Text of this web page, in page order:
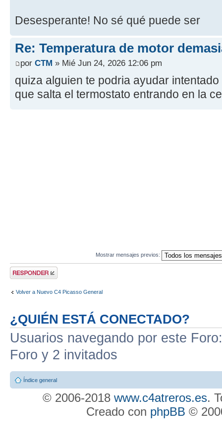
Desesperante! No sé qué puede ser
Re: Temperatura de motor
por CTM » Mié Jun 24, 2026 12:06 pm
quiza alguien te podria ayudar
que salta el termostato entrando en la
Mostrar mensajes previos:
Publicar una
respuesta
Volver a Nuevo C4 Picasso General
¿QUIÉN ESTÁ CONECTADO?
Usuarios navegando por este
Foro y 2 invitados
Índice general
© 2006-2018 www.c4atreros.es.
Creado con phpBB ©